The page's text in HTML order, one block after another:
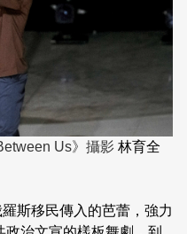
Us》攝影 林育全
斯移民傳入的芭蕾，強力